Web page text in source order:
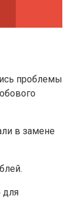
проблемы
в замене
для